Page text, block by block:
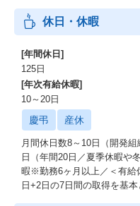
ーーー膨大なデータと最先
年間14億件超の購買データ
お客様一人ひとりに最適な
未来の顧客体験を革新します
ーーー世界基準の自動化テク
英国Ocado社と連携したAI
C）により、高効率・高品
この進化するテクノロジー
AIが変えるプロダクト開発
休日・休暇
[年間休日]
125日
[年次有給休暇]
10～20日
慶弔 産休
月間休日数8～10日（開発
日（年間20日／夏季休暇や
暇※勤務6ヶ月以上／＜有給
日+2日の7日間の取得を基本